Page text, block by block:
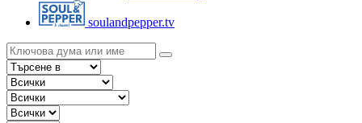
soulandpepper.tv